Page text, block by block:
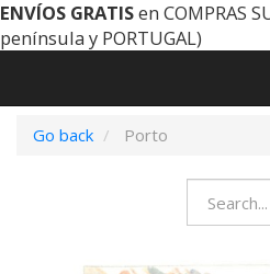
ENVÍOS GRATISen COMPRAS
península y PORTUGAL)
Go back
Porto